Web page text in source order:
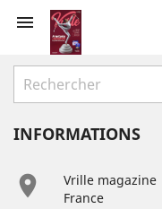

INFORMATIONS

Vrille magazine
France